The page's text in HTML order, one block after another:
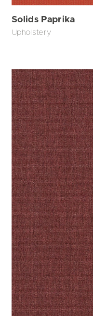
Solids Paprika
Upholstery